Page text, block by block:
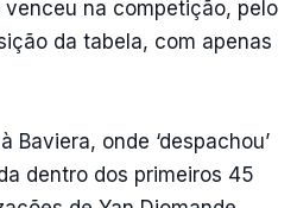
venceu na competição, pelo
da tabela, com apenas
Baviera, onde ‘despachou’
dentro dos primeiros 45